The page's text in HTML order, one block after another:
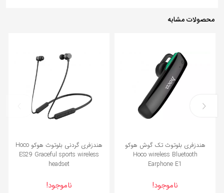
محصولات مشابه
هندزفری بلوتوث تک گوش هوکو
Hoco wireless Bluetooth
Earphone E1
ناموجود!
هندزفری گردنی بلوتوث هوکو Hoco
ES29 Graceful sports wireless
headset
ناموجود!